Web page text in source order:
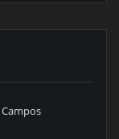
Campos